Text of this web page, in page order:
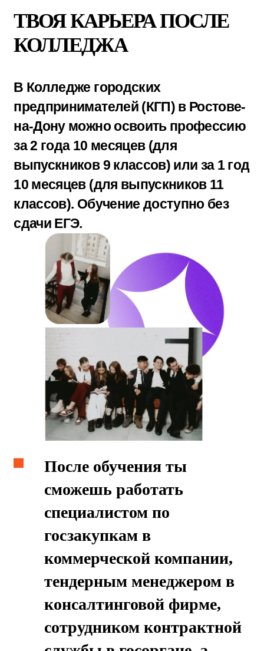
КАК МЫ ОБУЧАЕМ
СПЕЦИАЛИСТА ПО
ГОСЗАКУПКАМ
В РОСТОВЕ-НА-ДОНУ.
1−2 семестр. Знакомство
с основами профессии
3 семестр. Развитие
профессиональной культуры и
4 семестр. Углубление в
специальность и развитие
практических навыков
профессию, отработка
навыков тендерной работы
6 семестр. Полное погружение
в профессию, реальный опыт,
подготовка к защите
дипломной работы
1 семестр. Развитие